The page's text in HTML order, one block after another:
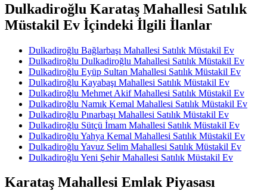
Dulkadiroğlu Karataş Mahallesi Satılık
Müstakil Ev İçindeki İlgili İlanlar
Dulkadiroğlu Bağlarbaşı Mahallesi Satılık Müstakil Ev
Dulkadiroğlu Dulkadiroğlu Mahallesi Satılık Müstakil Ev
Dulkadiroğlu Eyüp Sultan Mahallesi Satılık Müstakil Ev
Dulkadiroğlu Kayabaşı Mahallesi Satılık Müstakil Ev
Dulkadiroğlu Mehmet Akif Mahallesi Satılık Müstakil Ev
Dulkadiroğlu Namık Kemal Mahallesi Satılık Müstakil Ev
Dulkadiroğlu Pınarbaşı Mahallesi Satılık Müstakil Ev
Dulkadiroğlu Sütçü İmam Mahallesi Satılık Müstakil Ev
Dulkadiroğlu Yahya Kemal Mahallesi Satılık Müstakil Ev
Dulkadiroğlu Yavuz Selim Mahallesi Satılık Müstakil Ev
Dulkadiroğlu Yeni Şehir Mahallesi Satılık Müstakil Ev
Karataş Mahallesi Emlak Piyasası